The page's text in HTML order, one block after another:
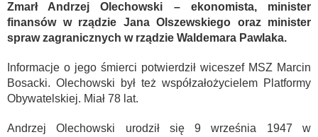
Zmarł Andrzej Olechowski – ekonomista, minister
finansów w rządzie Jana Olszewskiego oraz minister
spraw zagranicznych w rządzie Waldemara Pawlaka.
Informacje o jego śmierci potwierdził wiceszef MSZ Marcin
Bosacki. Olechowski był też współzałożycielem Platformy
Obywatelskiej. Miał 78 lat.
Andrzej Olechowski urodził się 9 września 1947 w